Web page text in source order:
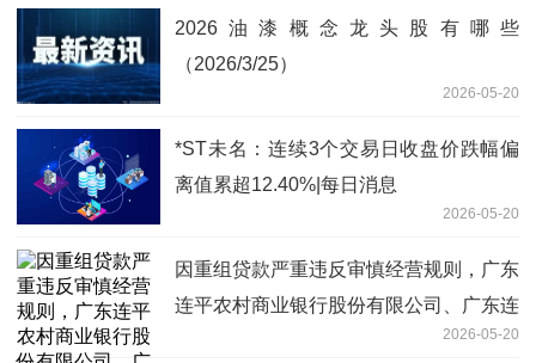
2026油漆概念龙头股有哪些
（2026/3/25）
2026-05-20
*ST未名：连续3个交易日收盘价跌幅偏
离值累超12.40%|每日消息
2026-05-20
因重组贷款严重违反审慎经营规则，广东
连平农村商业银行股份有限公司、广东连
平农村商业银行股份有限公司陂头支行及
2026-05-20